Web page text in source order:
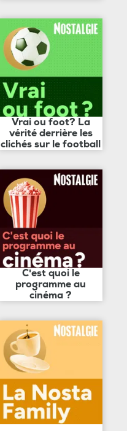
Vrai ou foot? La
vérité derrière les
clichés sur le football
C'est quoi le
programme au
cinéma ?